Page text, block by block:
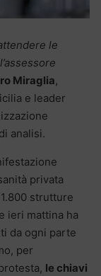
le
Miraglia,
e leader
analisi.
privata
strutture
ieri mattina ha
da ogni parte
per
le chiavi